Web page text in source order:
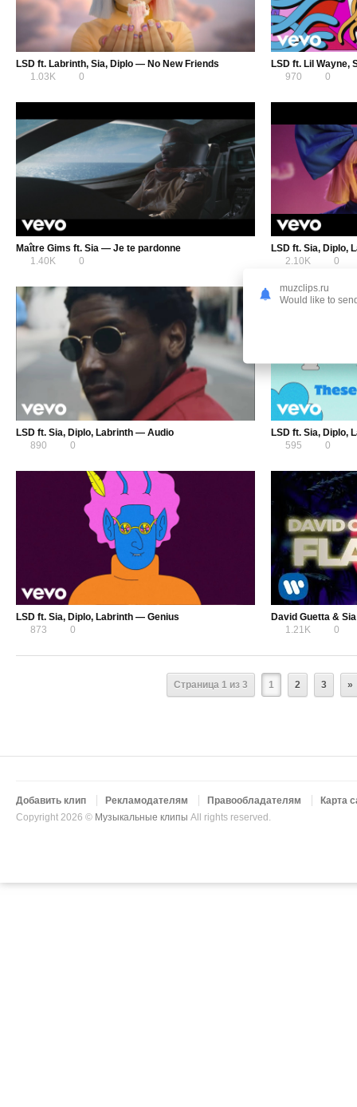
LSD ft. Labrinth, Sia, Diplo — No New Friends
1.03K
0 970 0
Maître Gims ft. Sia — Je te pardonne
1.40K
0
LSD ft. Sia, Diplo,
2.10K
0
LSD ft. Sia, Diplo, Labrinth — Audio
890
0 595 0
LSD ft. Sia, Diplo, Labrinth — Genius
873
0
David Guetta &
1.21K
0
Страница 1 из 3 1 2 3 »
Добавить клип Рекламодателям Правообладателям
Карта
Copyright 2026 © Музыкальные клипы All rights reserved.
muzclips.ru
Would like to